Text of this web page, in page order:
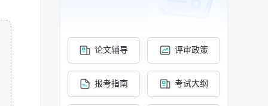
论文辅导 评审政策
报考指南 考试大纲